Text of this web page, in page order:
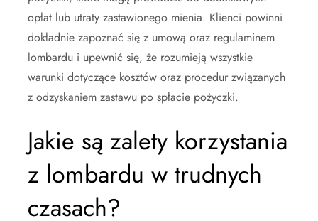
opłat lub utraty zastawionego mienia. Klienci powinni
dokładnie zapoznać się z umową oraz regulaminem
lombardu i upewnić się, że rozumieją wszystkie
warunki dotyczące kosztów oraz procedur związanych
z odzyskaniem zastawu po spłacie pożyczki.
Jakie są zalety korzystania
z lombardu w trudnych
czasach?